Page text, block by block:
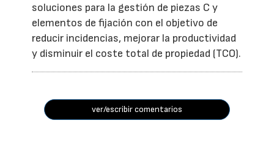
soluciones para la gestión de piezas C y
elementos de fijación con el objetivo de
reducir incidencias, mejorar la productividad
y disminuir el coste total de propiedad (TCO).
ver/escribir comentarios